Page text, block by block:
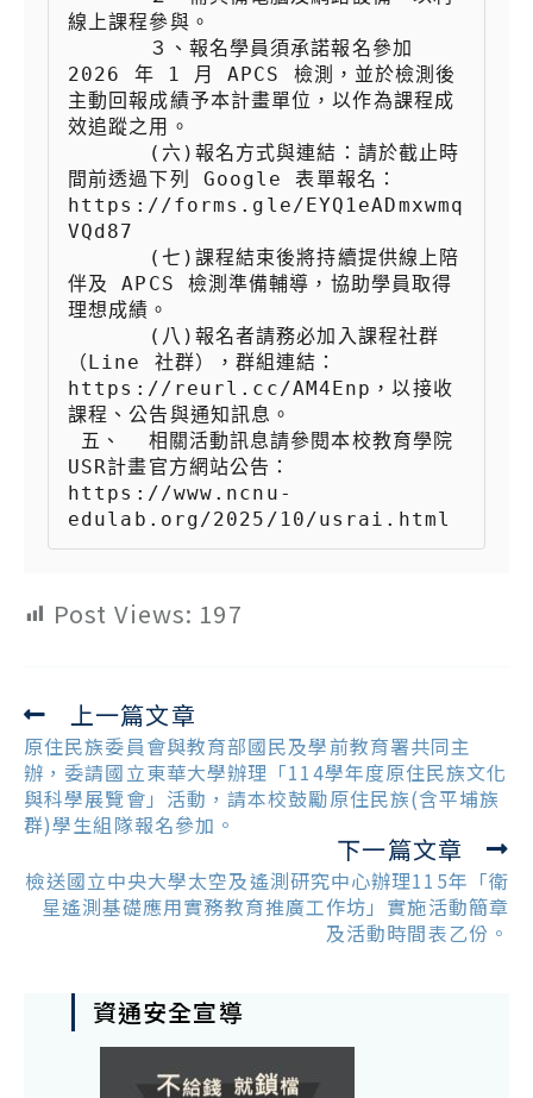
線上課程參與。
2026 年 1 月 APCS 檢測，並於檢測後
主動回報成績予本計畫單位，以作為課程成
效追蹤之用。
間前透過下列 Google 表單報名：
https://forms.gle/EYQ1eADmxwmq
VQd87
伴及 APCS 檢測準備輔導，協助學員取得
理想成績。
（Line 社群），群組連結：
https://reurl.cc/AM4Enp，以接收
課程、公告與通知訊息。
USR計畫官方網站公告：
https://www.ncnu-
edulab.org/2025/10/usrai.html
Post Views: 197
Read
more
articles
上一篇文章
原住民族委員會與教育部國民及學前教育署共同主
辦，委請國立東華大學辦理「114學年度原住民族文化
與科學展覽會」活動，請本校鼓勵原住民族(含平埔族
群)學生組隊報名參加。
下一篇文章
檢送國立中央大學太空及遙測研究中心辦理115年「衛
星遙測基礎應用實務教育推廣工作坊」實施活動簡章
及活動時間表乙份。
資通安全宣導